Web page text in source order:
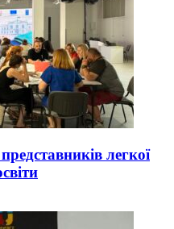
легкої